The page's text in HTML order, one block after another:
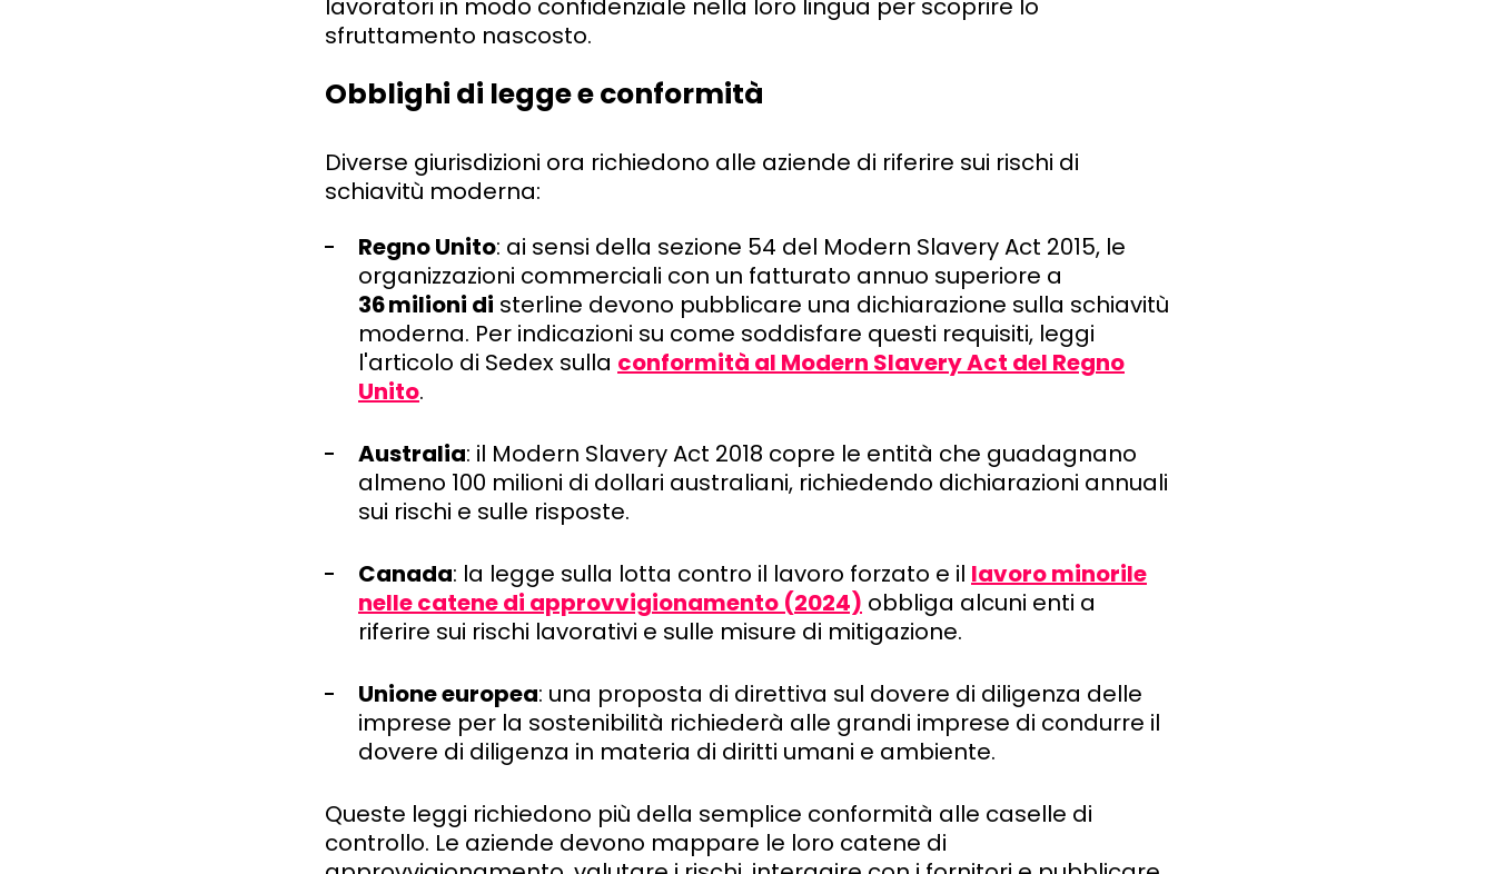
lavoratori in modo confidenziale nella loro lingua per scoprire lo
sfruttamento nascosto.
Obblighi di legge e conformità
Diverse giurisdizioni ora richiedono alle aziende di riferire sui rischi di
schiavitù moderna:
Regno Unito: ai sensi della sezione 54 del Modern Slavery Act 2015, le
organizzazioni commerciali con un fatturato annuo superiore a
36milioni di sterline devono pubblicare una dichiarazione sulla schiavitù
moderna. Per indicazioni su come soddisfare questi requisiti, leggi
l'articolo di Sedex sulla conformità al Modern Slavery Act del Regno
Unito.
Australia: il Modern Slavery Act 2018 copre le entità che guadagnano
almeno 100 milioni di dollari australiani, richiedendo dichiarazioni annuali
sui rischi e sulle risposte.
Canada: la legge sulla lotta contro il lavoro forzato e il lavoro minorile
nelle catene di approvvigionamento (2024) obbliga alcuni enti a
riferire sui rischi lavorativi e sulle misure di mitigazione.
Unione europea: una proposta di direttiva sul dovere di diligenza delle
imprese per la sostenibilità richiederà alle grandi imprese di condurre il
dovere di diligenza in materia di diritti umani e ambiente.
Queste leggi richiedono più della semplice conformità alle caselle di
controllo. Le aziende devono mappare le loro catene di